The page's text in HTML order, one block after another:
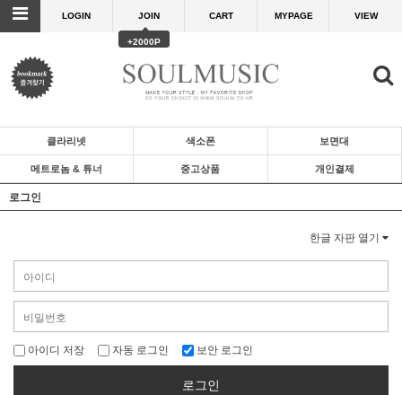
LOGIN JOIN
+2000P
CART MYPAGE VIEW
클라리넷 색소폰 보면대
메트로놈 & 튜너 중고상품 개인결제
로그인
한글 자판 열기
아이디 저장 자동 로그인 보안 로그인
로그인